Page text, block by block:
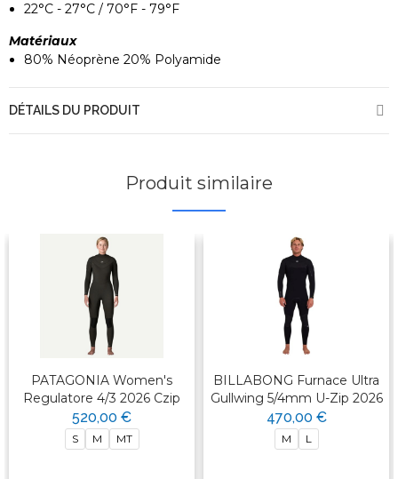
22°C - 27°C / 70°F - 79°F
Matériaux
80% Néoprène 20% Polyamide
DÉTAILS DU PRODUIT
Produit similaire
PATAGONIA Women's
Regulatore 4/3 2026 Czip
520,00 €
S M MT
BILLABONG Furnace Ultra
Gullwing 5/4mm U-Zip 2026
470,00 €
M L